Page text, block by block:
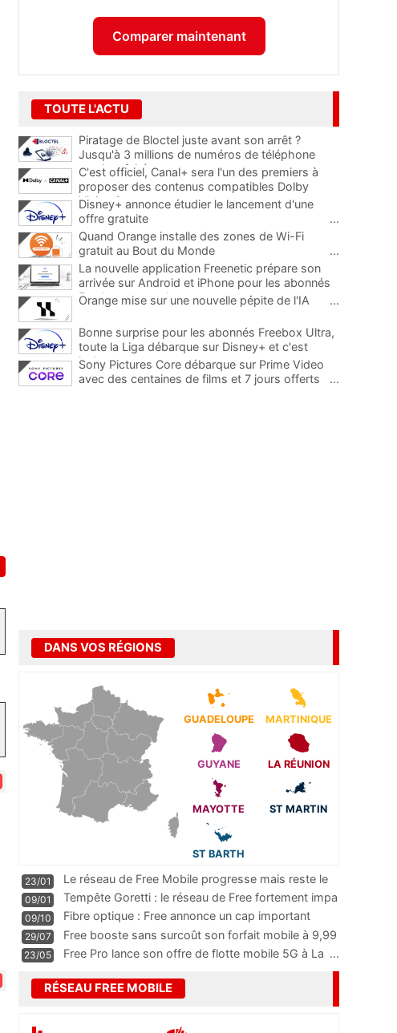
Comparer maintenant
TOUTE L'ACTU
Piratage de Bloctel juste avant son arrêt ?
Jusqu'à 3 millions de numéros de téléphone
auraient fuité
C'est officiel, Canal+ sera l'un des premiers à
proposer des contenus compatibles Dolby
Vision 2
Disney+ annonce étudier le lancement d'une
offre gratuite
...
Quand Orange installe des zones de Wi-Fi
gratuit au Bout du Monde
...
La nouvelle application Freenetic prépare son
arrivée sur Android et iPhone pour les abonnés
Freebox, testez la
Orange mise sur une nouvelle pépite de l'IA ...
Bonne surprise pour les abonnés Freebox Ultra,
toute la Liga débarque sur Disney+ et c'est
inclus
Sony Pictures Core débarque sur Prime Video
avec des centaines de films et 7 jours offerts
...
DANS VOS RÉGIONS
GUADELOUPE MARTINIQUE
GUYANE LA RÉUNION
MAYOTTE ST MARTIN
ST BARTH
23/01
Le réseau de Free Mobile progresse mais reste le
m
...
09/01
Tempête Goretti : le réseau de Free fortement impa
09/10
Fibre optique : Free annonce un cap important
pass
...
29/07
Free booste sans surcoût son forfait mobile à 9,99
23/05 Free Pro lance son offre de flotte mobile 5G à La ...
RÉSEAU FREE MOBILE